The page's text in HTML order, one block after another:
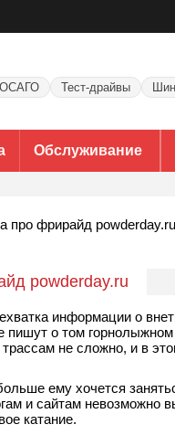
ОСАГО Тест-драйвы
Обслуживание
про фрирайд powderday.ru
powderday.ru
информации о
о том
не сложно, и в
ему хочется
и сайтам невозможно
катание.